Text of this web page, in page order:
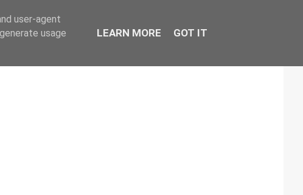
user-agent
usage
LEARN MORE GOT IT